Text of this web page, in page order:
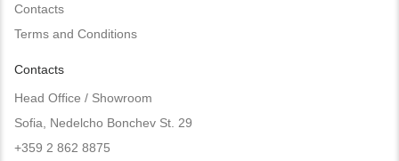
Contacts
Terms and Conditions
Contacts
Head Office / Showroom
Sofia, Nedelcho Bonchev St. 29
+359 2 862 8875